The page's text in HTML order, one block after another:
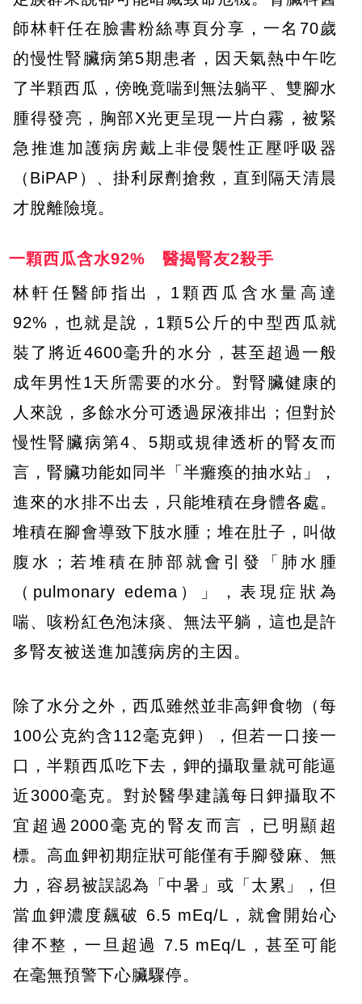
師林軒任在臉書粉絲專頁分享，一名70歲
的慢性腎臟病第5期患者，因天氣熱中午吃
了半顆西瓜，傍晚竟喘到無法躺平、雙腳水
腫得發亮，胸部X光更呈現一片白霧，被緊
急推進加護病房戴上非侵襲性正壓呼吸器
（BiPAP）、掛利尿劑搶救，直到隔天清晨
才脫離險境。
一顆西瓜含水92% 醫揭腎友2殺手
林軒任醫師指出，1顆西瓜含水量高達
92%，也就是說，1顆5公斤的中型西瓜就
裝了將近4600毫升的水分，甚至超過一般
成年男性1天所需要的水分。對腎臟健康的
人來說，多餘水分可透過尿液排出；但對於
慢性腎臟病第4、5期或規律透析的腎友而
言，腎臟功能如同半「半癱瘓的抽水站」，
進來的水排不出去，只能堆積在身體各處。
堆積在腳會導致下肢水腫；堆在肚子，叫做
腹水；若堆積在肺部就會引發「肺水腫
（pulmonary edema）」，表現症狀為
喘、咳粉紅色泡沫痰、無法平躺，這也是許
多腎友被送進加護病房的主因。
除了水分之外，西瓜雖然並非高鉀食物（每
100公克約含112毫克鉀），但若一口接一
口，半顆西瓜吃下去，鉀的攝取量就可能逼
近3000毫克。對於醫學建議每日鉀攝取不
宜超過2000毫克的腎友而言，已明顯超
標。高血鉀初期症狀可能僅有手腳發麻、無
力，容易被誤認為「中暑」或「太累」，但
當血鉀濃度飆破 6.5 mEq/L，就會開始心
律不整，一旦超過 7.5 mEq/L，甚至可能
在毫無預警下心臟驟停。